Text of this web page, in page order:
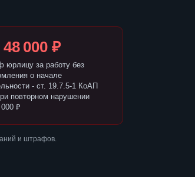
000 ₽
юрлицу за работу без
о начале
- ст. 19.7.5-1 КоАП
повторном нарушении
₽
и штрафов.